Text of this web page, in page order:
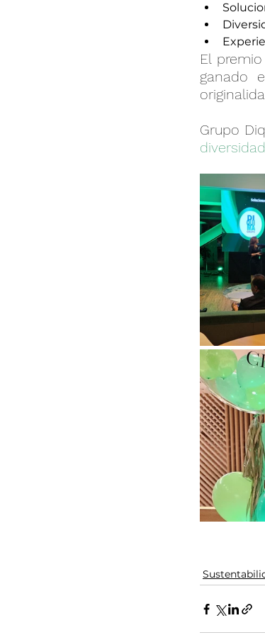
Problemática
Franquicias
El
ganado
Grupo